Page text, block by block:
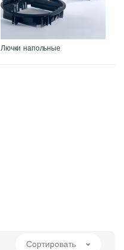
Лючки напольные
Сортировать по